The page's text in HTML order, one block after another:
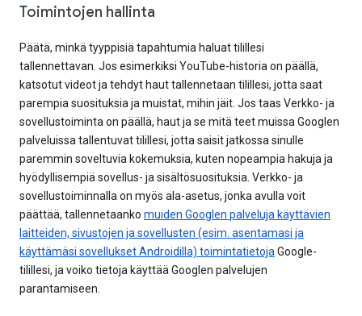
Toimintojen hallinta
Päätä, minkä tyyppisiä tapahtumia haluat tilillesi
tallennettavan. Jos esimerkiksi YouTube-historia on päällä,
katsotut videot ja tehdyt haut tallennetaan tilillesi, jotta saat
parempia suosituksia ja muistat, mihin jäit. Jos taas Verkko- ja
sovellustoiminta on päällä, haut ja se mitä teet muissa Googlen
palveluissa tallentuvat tilillesi, jotta saisit jatkossa sinulle
paremmin soveltuvia kokemuksia, kuten nopeampia hakuja ja
hyödyllisempiä sovellus- ja sisältösuosituksia. Verkko- ja
sovellustoiminnalla on myös ala-asetus, jonka avulla voit
päättää, tallennetaanko muiden Googlen palveluja käyttävien
laitteiden, sivustojen ja sovellusten (esim. asentamasi ja
käyttämäsi sovellukset Androidilla) toimintatietoja Google-
tilillesi, ja voiko tietoja käyttää Googlen palvelujen
parantamiseen.